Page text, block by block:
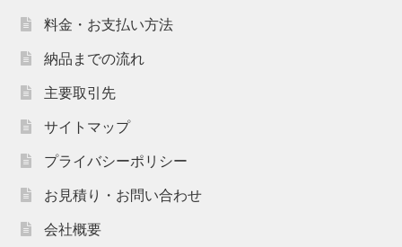
料金・お支払い方法
納品までの流れ
主要取引先
サイトマップ
プライバシーポリシー
お見積り・お問い合わせ
会社概要